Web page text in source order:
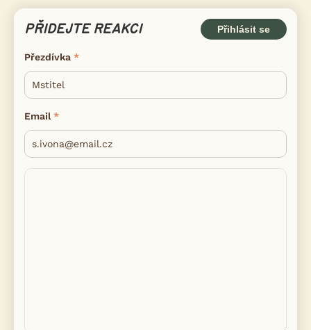
PŘIDEJTE REAKCI Přihlásit se
Přezdívka
Email